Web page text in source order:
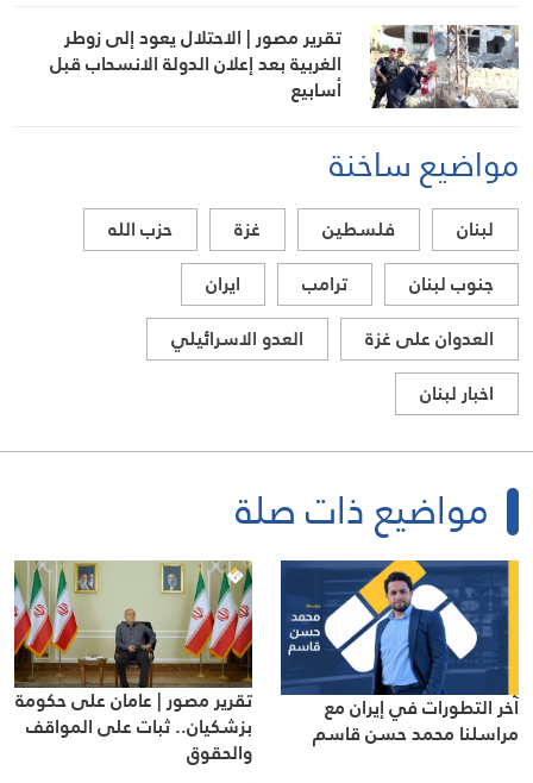
تقرير مصور | الاحتلال يعود إلى زوطر
الغربية بعد إعلان الدولة الانسحاب قبل
أسابيع
مواضيع ساخنة
لبنان فلسطين غزة
حزب الله
جنوب لبنان
ترامب
ايران
العدوان على غزة
العدو الاسرائيلي
اخبار لبنان
مواضيع ذات صلة
آخر التطورات في إيران مع
مراسلنا محمد حسن قاسم
تقرير مصور | عامان على حكومة
بزشكيان.. ثبات على المواقف
والحقوق